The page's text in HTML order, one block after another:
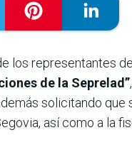
los representantes
de la Seprelad”,
solicitando que
así como a la